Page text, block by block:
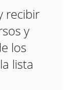
recibir
y
los
lista